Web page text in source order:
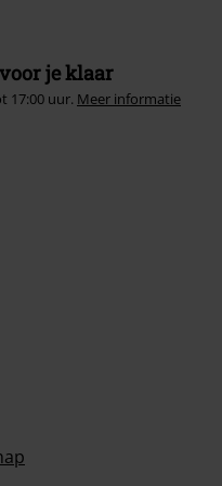
je klaar
17:00 uur. Meer informatie